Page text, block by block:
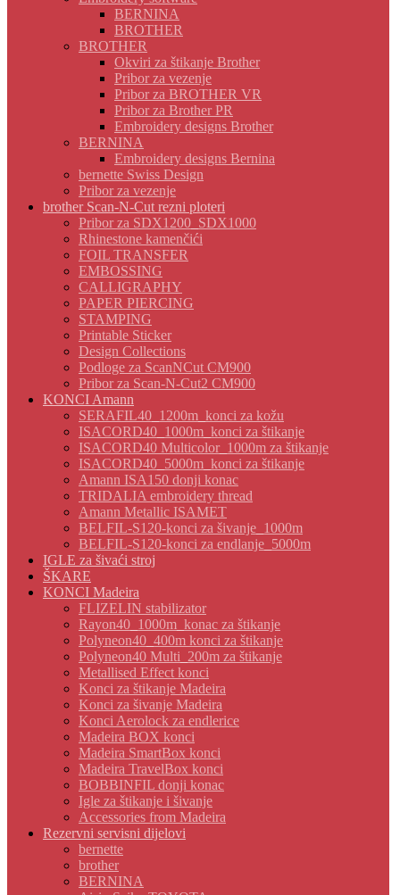
BERNINA
BROTHER
BROTHER
Okviri za štikanje Brother
Pribor za vezenje
Pribor za BROTHER VR
Pribor za Brother PR
Embroidery designs Brother
BERNINA
Embroidery designs Bernina
bernette Swiss Design
Pribor za vezenje
brother Scan-N-Cut rezni ploteri
Pribor za SDX1200_SDX1000
Rhinestone kamenčići
FOIL TRANSFER
EMBOSSING
CALLIGRAPHY
PAPER PIERCING
STAMPING
Printable Sticker
Design Collections
Podloge za ScanNCut CM900
Pribor za Scan-N-Cut2 CM900
KONCI Amann
SERAFIL40_1200m_konci za kožu
ISACORD40_1000m_konci za štikanje
ISACORD40 Multicolor_1000m za štikanje
ISACORD40_5000m_konci za štikanje
Amann ISA150 donji konac
TRIDALIA embroidery thread
Amann Metallic ISAMET
BELFIL-S120-konci za šivanje_1000m
BELFIL-S120-konci za endlanje_5000m
IGLE za šivaći stroj
ŠKARE
KONCI Madeira
FLIZELIN stabilizator
Rayon40_1000m_konac za štikanje
Polyneon40_400m konci za štikanje
Polyneon40 Multi_200m za štikanje
Metallised Effect konci
Konci za štikanje Madeira
Konci za šivanje Madeira
Konci Aerolock za endlerice
Madeira BOX konci
Madeira SmartBox konci
Madeira TravelBox konci
BOBBINFIL donji konac
Igle za štikanje i šivanje
Accessories from Madeira
Rezervni servisni dijelovi
bernette
brother
BERNINA